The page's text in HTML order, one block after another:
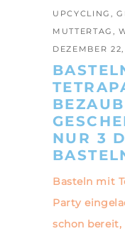
UPCYCLING ,
MUTTERTAG ,
DEZEMBER 22,
NUR 3
Basteln mit
Party
schon